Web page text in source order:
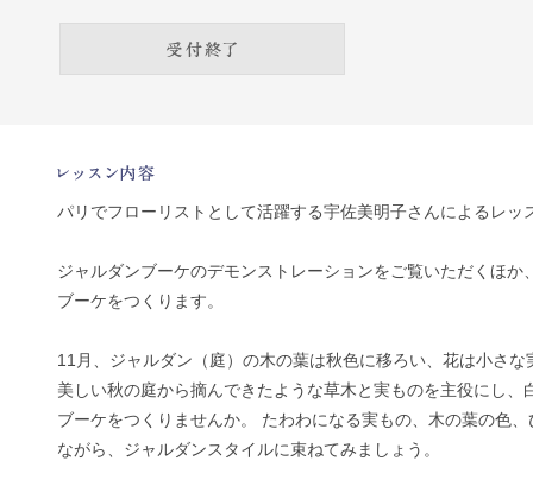
パリでフローリストとして活躍する宇佐美明子さんによるレッ
ジャルダンブーケのデモンストレーションをご覧いただくほか
ブーケをつくります。
11月、ジャルダン（庭）の木の葉は秋色に移ろい、花は小さ
美しい秋の庭から摘んできたような草木と実ものを主役にし、
ブーケをつくりませんか。 たわわになる実もの、木の葉の色
ながら、ジャルダンスタイルに束ねてみましょう。